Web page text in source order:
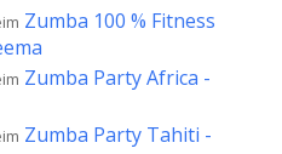
Zumba 100 % Fitness
Zumba Party Africa -
Zumba Party Tahiti -